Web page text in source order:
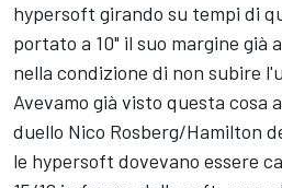
hypersoft girando su tempi di
portato a 10" il suo margine già
nella condizione di non subire
Avevamo già visto questa cosa
duello Nico Rosberg/Hamilton
le hypersoft dovevano essere